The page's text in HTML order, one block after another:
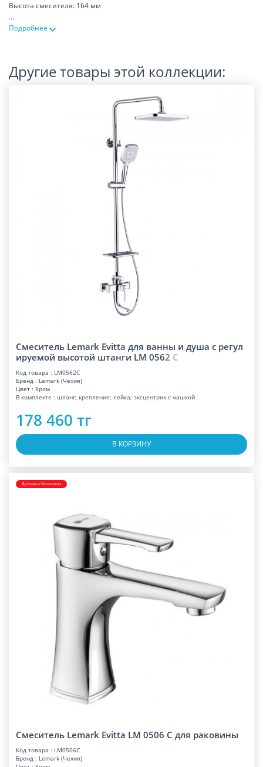
Высота смесителя: 164 мм
...
Подробнее
Другие товары этой коллекции:
Смеситель Lemark Evitta для ванны и душа с регул
ируемой высотой штанги LM 0562 C
Код товара : LM0562C
Бренд : Lemark (Чехия)
Цвет : Хром
В комплекте : шланг; крепление; лейка; эксцентрик с чашкой
178 460 тг
В КОРЗИНУ
Доставка бесплатно
Смеситель Lemark Evitta LM 0506 C для раковины
Код товара : LM0506C
Бренд : Lemark (Чехия)